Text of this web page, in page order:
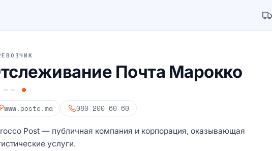
Почта Марокко
www.poste.ma 080 200 60 60
Post — публичная компания и корпорация, оказывающая
услуги.